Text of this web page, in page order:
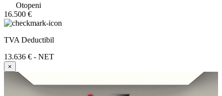
Otopeni
16.500 €
TVA Deductibil
13.636 € - NET
×